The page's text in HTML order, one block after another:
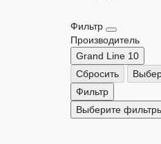
Фильтр
Производитель
Grand Line 10
Сбросить
Фильтр
Выберите